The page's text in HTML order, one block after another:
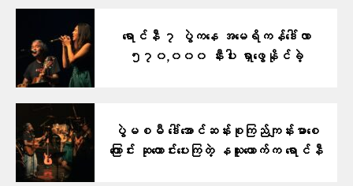
ရောင်နီ ၇ ပွဲကနေ အမေရိကန်ဒေါ်လာ
၅၇၀,၀၀၀ နီးပါး ရှာဖွေနိုင်ခဲ့
ပွဲမစမီ ဒေါ်အောင်ဆန်းစုကြည်ကျန်းမာစေ
ကြောင်း ဆုတောင်းပေးကြတဲ့ နယူးယောက်က ရောင်နီ